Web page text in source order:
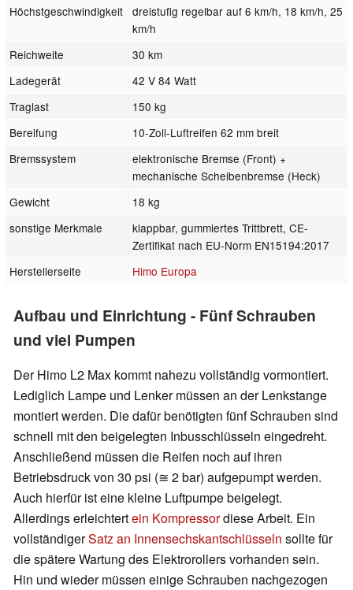
Höchstgeschwindigkeit
dreistufig regelbar auf 6 km/h, 18 km/h, 25
km/h
Reichweite
30 km
Ladegerät
42 V 84 Watt
Traglast
150 kg
Bereifung
10-Zoll-Luftreifen 62 mm breit
Bremssystem
elektronische Bremse (Front) +
mechanische Scheibenbremse (Heck)
Gewicht
18 kg
sonstige Merkmale
klappbar, gummiertes Trittbrett, CE-
Zertifikat nach EU-Norm EN15194:2017
Herstellerseite
Himo Europa
Aufbau und Einrichtung - Fünf Schrauben
und viel Pumpen
Der Himo L2 Max kommt nahezu vollständig vormontiert.
Lediglich Lampe und Lenker müssen an der Lenkstange
montiert werden. Die dafür benötigten fünf Schrauben sind
schnell mit den beigelegten Inbusschlüsseln eingedreht.
Anschließend müssen die Reifen noch auf ihren
Betriebsdruck von 30 psi (≅ 2 bar) aufgepumpt werden.
Auch hierfür ist eine kleine Luftpumpe beigelegt.
Allerdings erleichtertein Kompressordiese Arbeit. Ein
vollständigerSatz an Innensechskantschlüsseln sollte für
die spätere Wartung des Elektrorollers vorhanden sein.
Hin und wieder müssen einige Schrauben nachgezogen